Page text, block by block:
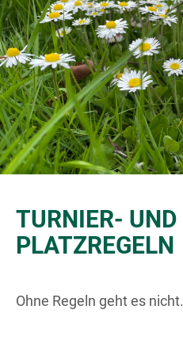
TURNIER- UND
PLATZREGELN
Ohne Regeln geht es nicht.